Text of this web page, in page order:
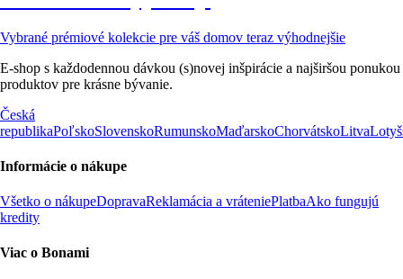
Vybrané prémiové kolekcie pre váš domov teraz výhodnejšie
E-shop s každodennou dávkou (s)novej inšpirácie a najširšou ponukou
produktov pre krásne bývanie.
Česká
republikaPoľskoSlovenskoRumunskoMaďarskoChorvátskoLitva
Informácie o nákupe
Všetko o nákupeDopravaReklamácia a vráteniePlatbaAko fungujú
kredity
Viac o Bonami